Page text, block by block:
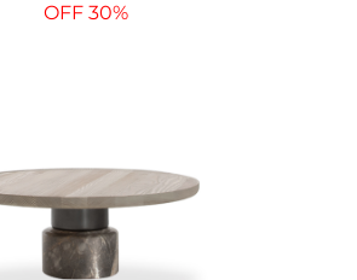
30%
OFF